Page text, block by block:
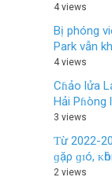
4 views
Bị phóng
Park vẫn
4 views
Cɦảo lửa
Hải Pɦòng
3 views
Ƭừ 2022-
ɡặρ ɡɪó,
2 views